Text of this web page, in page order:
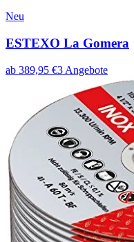
Neu
ESTEXO La Gomera
ab 389,95 €3 Angebote